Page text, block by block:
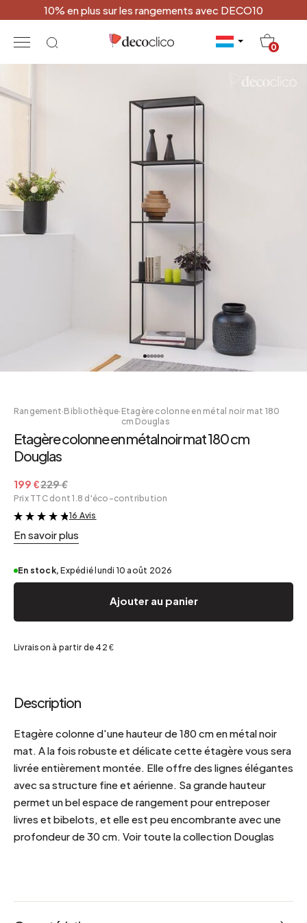
10% en plus sur les rangements avec DECO10
0
Rangement·Bibliothèque· Etagère colonne en métal noir mat 180
cm Douglas
Etagère colonne en métal noir mat 180 cm
Douglas
199 €229 €
Prix TTC dont 1.8 d'éco-contribution
&
16 Avis
En savoir plus
En stock, Expédié lundi 10 août 2026
Ajouter au panier
Livraison à partir de 42 €
Description
Etagère colonne d'une hauteur de 180 cm en métal noir
mat. A la fois robuste et délicate cette étagère vous sera
livrée entièrement montée. Elle offre des lignes élégantes
avec sa structure fine et aérienne. Sa grande hauteur
permet un bel espace de rangement pour entreposer
livres et bibelots, et elle est peu encombrante avec une
profondeur de 30 cm. Voir toute la collection Douglas